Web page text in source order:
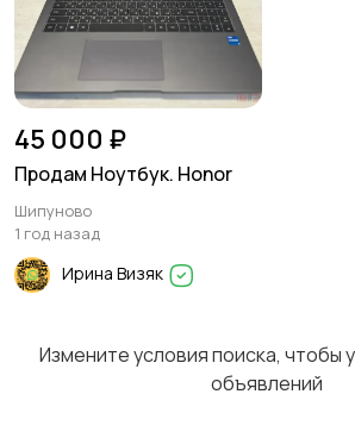
запчасти
45 000 ₽
Продам Ноутбук. Honor
Шипуново
1 год назад
Ирина Визяк
Измените условия поиска, чтобы
объявлений